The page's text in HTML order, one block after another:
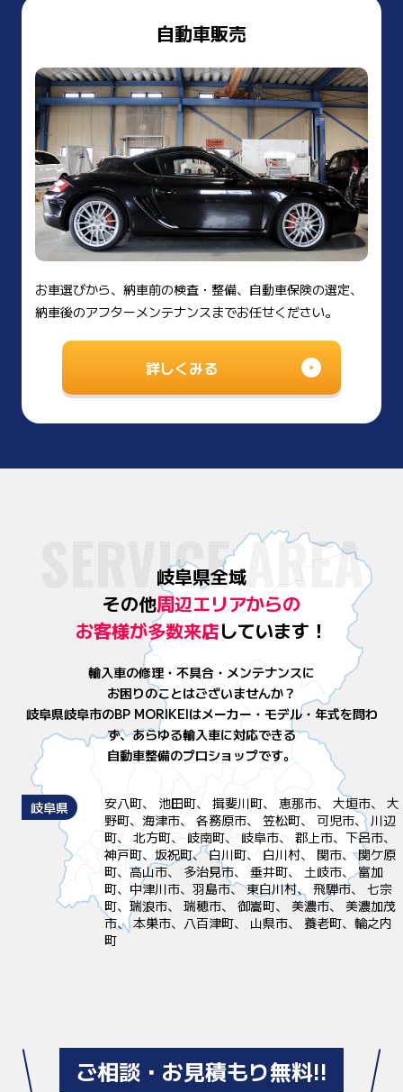
自動車販売
お車選びから、納車前の検査・整備、自動車保険の選定、
納車後のアフターメンテナンスまでお任せください。
詳しくみる
SERVICE AREA
岐阜県全域
その他周辺エリアからの
お客様が多数来店しています！
輸入車の修理・不具合・メンテナンスに
お困りのことはございませんか？
岐阜県岐阜市のBP MORIKEIはメーカー・モデル・年式を問わ
ず、あらゆる輸入車に対応できる
自動車整備のプロショップです。
岐阜県
安八町、 池田町、 揖斐川町、 恵那市、 大垣市、 大
野町、海津市、 各務原市、 笠松町、 可児市、 川辺
町、 北方町、 岐南町、 岐阜市、 郡上市、下呂市、
神戸町、坂祝町、 白川町、 白川村、 関市、 関ケ原
町、高山市、 多治見市、 垂井町、 土岐市、 富加
町、中津川市、羽島市、 東白川村、 飛騨市、 七宗
町、瑞浪市、 瑞穂市、 御嵩町、 美濃市、 美濃加茂
市、 本巣市、八百津町、 山県市、 養老町、輪之内
町
ご相談・お見積もり無料!!